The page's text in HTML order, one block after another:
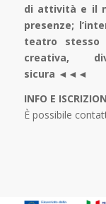
di attività e il
presenze;
teatro stesso
creativa,
sicura ◄◄◄
INFO E
È possibile